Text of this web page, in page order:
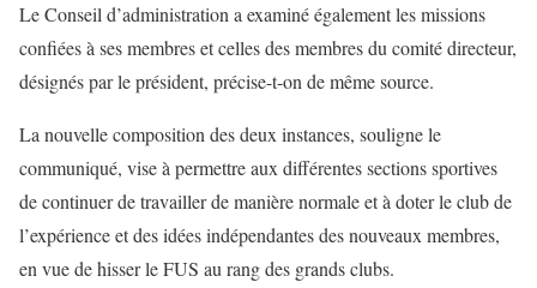
Le Conseil d’administration a examiné également les missions
confiées à ses membres et celles des membres du comité directeur,
désignés par le président, précise-t-on de même source.
La nouvelle composition des deux instances, souligne le
communiqué, vise à permettre aux différentes sections sportives
de continuer de travailler de manière normale et à doter le club de
l’expérience et des idées indépendantes des nouveaux membres,
en vue de hisser le FUS au rang des grands clubs.